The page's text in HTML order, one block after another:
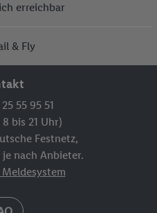
erreichbar
& Fly
55 95 51
bis 21 Uhr)
Festnetz,
nach Anbieter.